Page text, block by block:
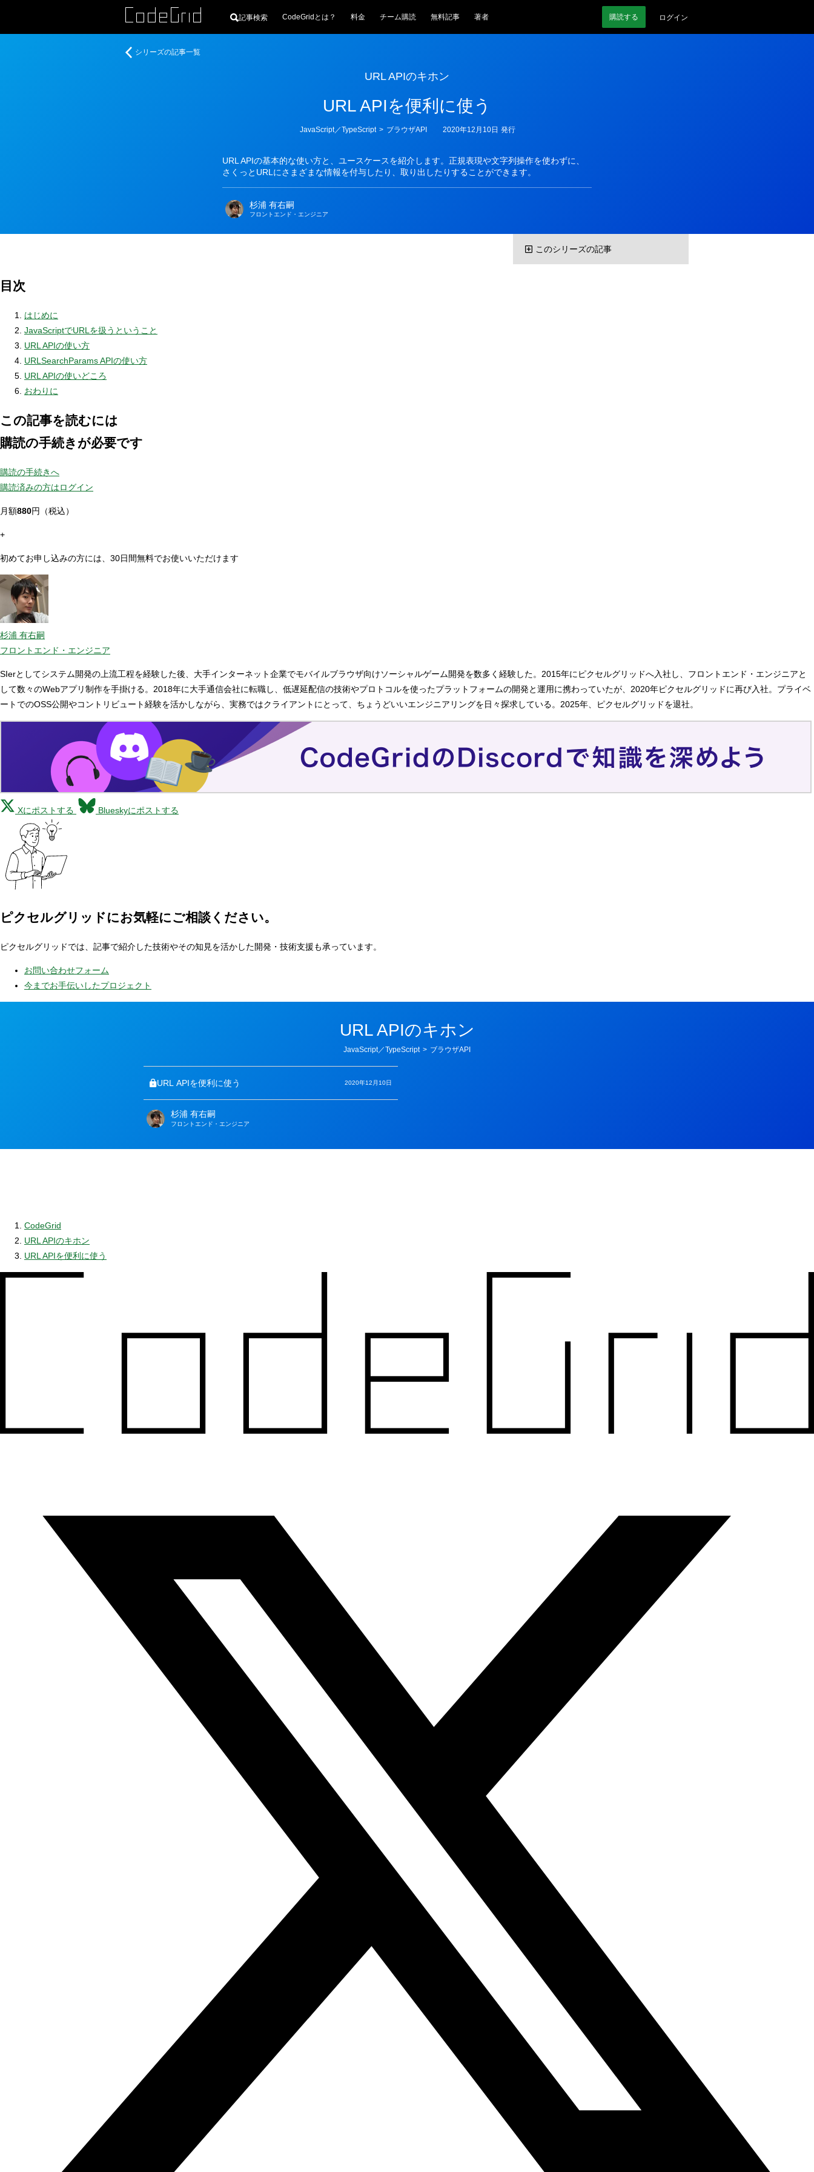
記事検索 CodeGridとは？ 料金 チーム購読 無料記事 著者 購読する ログイン
URL APIのキホン
URL APIを便利に使う
URL APIの基本的な使い方と、ユースケースを紹介します。正規表現や文字列操作を使わずに、
さくっとURLにさまざまな情報を付与したり、取り出したりすることができます。
カ
リ
ー
JavaScript／TypeScript > ブラウザAPI 2020年12月10日 発行
杉浦 有右嗣
フロントエンド・エンジニア
URL
シリーズの記事一覧
このシリーズの記事
目次
はじめに
JavaScriptでURLを扱うということ
URL APIの使い方
URLSearchParams APIの使い方
URL APIの使いどころ
おわりに
この記事を読むには
購読の手続きが必要です
購読の手続きへ
購読済みの方はログイン
月額880円（税込）
+
初めてお申し込みの方には、30日間無料でお使いいただけます
杉浦 有右嗣
フロントエンド・エンジニア
SIerとしてシステム開発の上流工程を経験した後、大手インターネット企業でモバイルブラウザ向けソーシャルゲーム開発を数多く経験した。2015年にピクセルグリッドへ入社し、フロントエンド・エンジニアと
して数々のWebアプリ制作を手掛ける。2018年に大手通信会社に転職し、低遅延配信の技術やプロトコルを使ったプラットフォームの開発と運用に携わっていたが、2020年ピクセルグリッドに再び入社。プライベ
ートでのOSS公開やコントリビュート経験を活かしながら、実務ではクライアントにとって、ちょうどいいエンジニアリングを日々探求している。2025年、ピクセルグリッドを退社。
Xにポストする Blueskyにポストする
ピクセルグリッドにお気軽にご相談ください。
ピクセルグリッドでは、記事で紹介した技術やその知見を活かした開発・技術支援も承っています。
お問い合わせフォーム
今までお手伝いしたプロジェクト
URL APIのキホン
カ
ゴ
ー
JavaScript／TypeScript > ブラウザAPI
URL APIを便利に使う 2020年12月10日
著
杉浦 有右嗣
フロントエンド・エンジニア
CodeGrid
URL APIのキホン
URL APIを便利に使う